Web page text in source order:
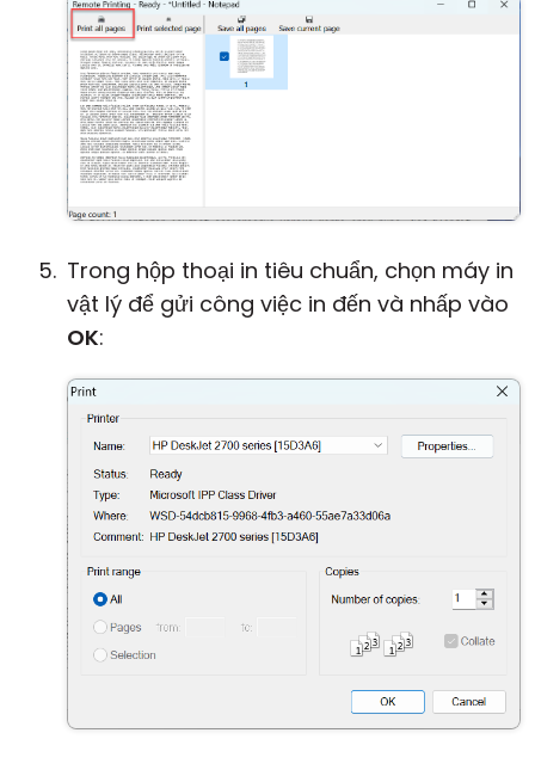
Trong hộp thoại in tiêu chuẩn, chọn máy in
vật lý để gửi công việc in đến và nhấp vào
OK: